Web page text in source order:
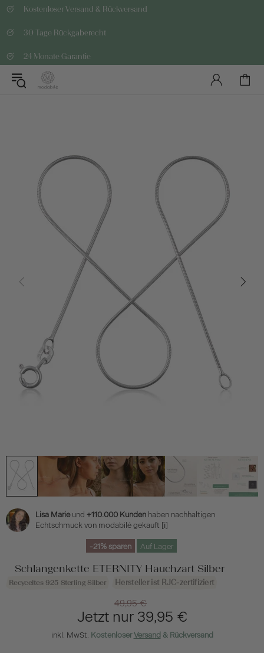
Kostenloser Versand & Rückversand
30 Tage Rückgaberecht
24 Monate Garantie
Lisa Marieund +110.000 Kunden haben nachhaltigen
Echtschmuck von modabilé gekauft [ℹ]
-21% Auf Lager
Schlangenkette ETERNITY Hauchzart Silber
Recyceltes 925 Sterling Silber Hersteller ist RJC-zertifiziert
49,95 €
Jetzt nur 39,95 €
inkl. MwSt. KostenloserVersand & Rückversand